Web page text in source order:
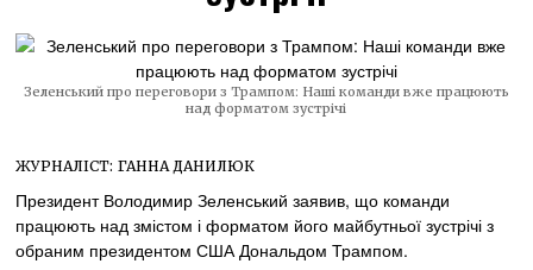
Зеленський про переговори з Трампом: Наші команди вже працюють
над форматом зустрічі
ЖУРНАЛІСТ: ГАННА ДАНИЛЮК
Президент Володимир Зеленський заявив, що команди
працюють над змістом і форматом його майбутньої зустрічі з
обраним президентом США Дональдом Трампом.